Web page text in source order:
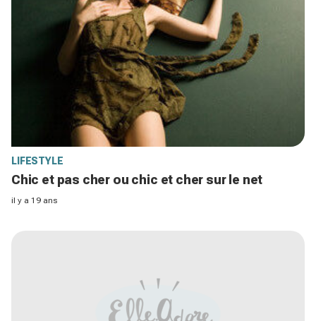
LIFESTYLE
Chic et pas cher ou chic et cher sur le net
il y a 19 ans